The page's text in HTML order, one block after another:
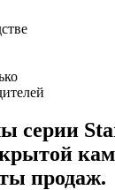
серии
продаж.